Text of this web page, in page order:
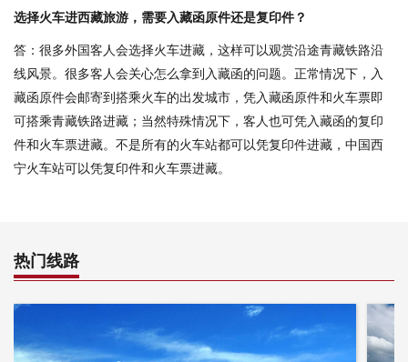
选择火车进西藏旅游，需要入藏函原件还是复印件？
答：很多外国客人会选择火车进藏，这样可以观赏沿途青藏铁路沿
线风景。很多客人会关心怎么拿到入藏函的问题。正常情况下，入
藏函原件会邮寄到搭乘火车的出发城市，凭入藏函原件和火车票即
可搭乘青藏铁路进藏；当然特殊情况下，客人也可凭入藏函的复印
件和火车票进藏。不是所有的火车站都可以凭复印件进藏，中国西
宁火车站可以凭复印件和火车票进藏。
热门线路